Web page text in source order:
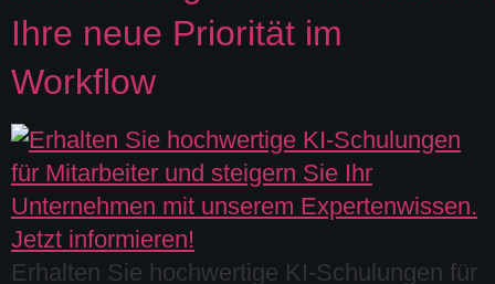
Ihre neue Priorität im
Workflow
Erhalten Sie hochwertige KI-Schulungen für